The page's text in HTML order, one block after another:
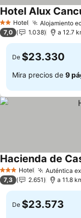
2 Estrellas
Hotel Alojamiento
Hotel Alux
7,0 1.038 a 12.7
De $23.330
Mira precios de 9
3 Estrellas
Hotel Auténtica
Hacienda de
7,3 2.651 a 11.8
De $23.573